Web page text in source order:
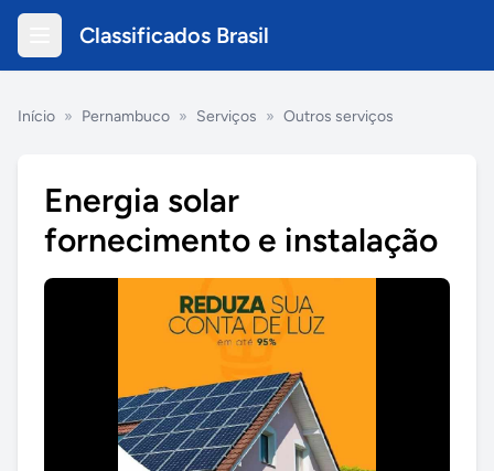
Classificados Brasil
Início » Pernambuco » Serviços » Outros serviços
Energia solar
fornecimento e instalação